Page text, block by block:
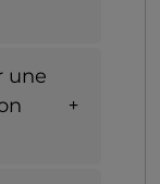
une